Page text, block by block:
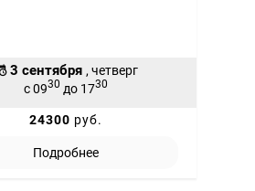
3 сентября , четверг
с 0930 до 1730
24300 руб.
Подробнее